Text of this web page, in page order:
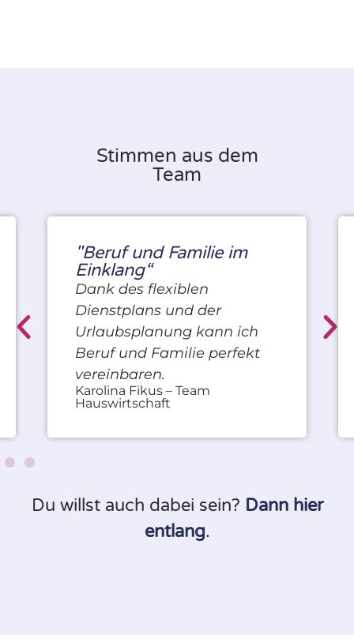
Stimmen aus dem
Team
"Beruf und Familie im
Einklang“
Dank des flexiblen
Dienstplans und der
Urlaubsplanung kann ich
Beruf und Familie perfekt
vereinbaren.
Karolina Fikus – Team
Hauswirtschaft
Du willst auch dabei sein? Dann hier
entlang.